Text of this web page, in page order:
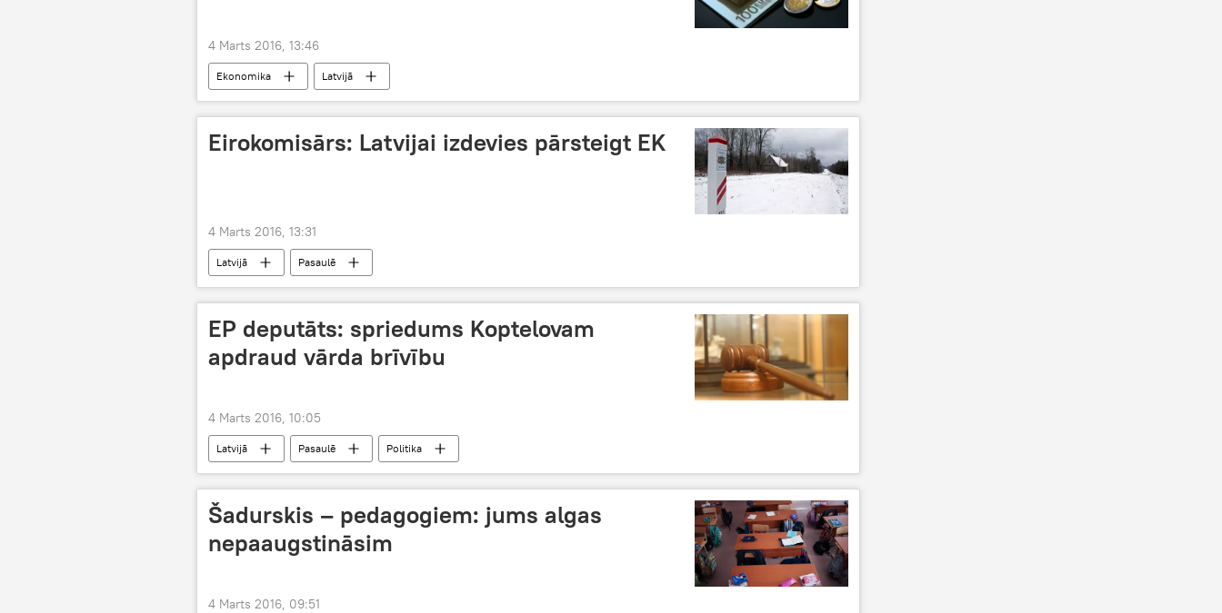
4 Marts 2016, 13:46
Ekonomika Latvijā
Eirokomisārs: Latvijai izdevies pārsteigt EK
4 Marts 2016, 13:31
Latvijā Pasaulē
EP deputāts: spriedums Koptelovam
apdraud vārda brīvību
4 Marts 2016, 10:05
Latvijā Pasaulē Politika
Šadurskis – pedagogiem: jums algas
nepaaugstināsim
4 Marts 2016, 09:51